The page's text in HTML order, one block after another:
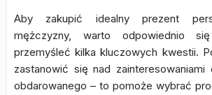
Aby zakupić idealny prezent
mężczyzny, warto odpowiednio
przemyśleć kilka kluczowych kwestii.
zastanowić się nad
obdarowanego – to pomoże wybrać